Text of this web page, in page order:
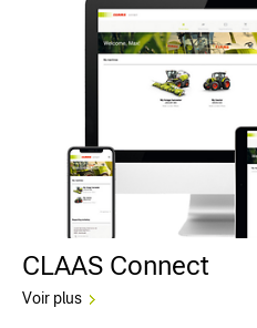
CLAAS Connect
Voir plus